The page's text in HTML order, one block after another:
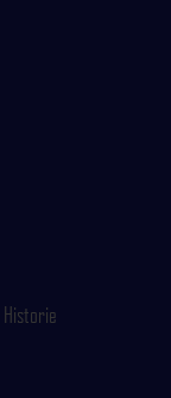
Historie